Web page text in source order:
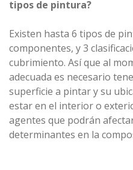
tipos de pintura?
Existen hasta 6 tipos de
componentes, y 3
cubrimiento. Así que al
adecuada es necesario
superficie a pintar y su
estar en el interior o
agentes que podrán
determinantes en la